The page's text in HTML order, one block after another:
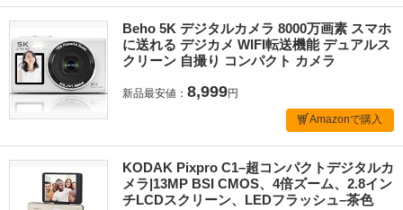
Beho 5K デジタルカメラ 8000万画素 スマホ
に送れる デジカメ WIFI転送機能 デュアルス
クリーン 自撮り コンパクト カメラ
新品最安値： 8,999円
Amazonで購入
KODAK Pixpro C1–超コンパクトデジタルカ
メラ|13MP BSI CMOS、4倍ズーム、2.8イン
チLCDスクリーン、LEDフラッシュ–茶色